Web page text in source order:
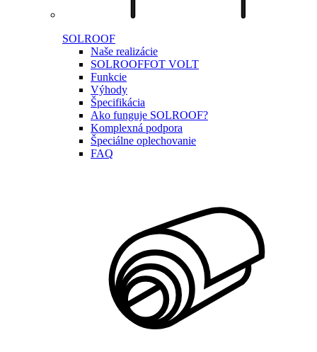
SOLROOF
Naše realizácie
SOLROOFFOT VOLT
Funkcie
Výhody
Špecifikácia
Ako funguje SOLROOF?
Komplexná podpora
Špeciálne oplechovanie
FAQ